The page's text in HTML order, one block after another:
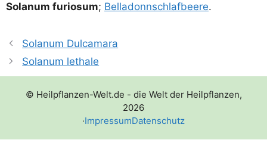
Sola­n­um furio­sum; Bel­la­donn­schlaf­bee­re.
Solanum Dulcamara
Solanum lethale
© Heilpflanzen-Welt.de - die Welt der Heilpflanzen,
2026
·ImpressumDatenschutz